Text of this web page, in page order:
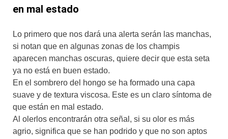
en mal estado
Lo primero que nos dará una alerta serán las manchas,
si notan que en algunas zonas de los champis
aparecen manchas oscuras, quiere decir que esta seta
ya no está en buen estado.
En el sombrero del hongo se ha formado una capa
suave y de textura viscosa. Este es un claro síntoma de
que están en mal estado.
Al olerlos encontrarán otra señal, si su olor es más
agrio, significa que se han podrido y que no son aptos